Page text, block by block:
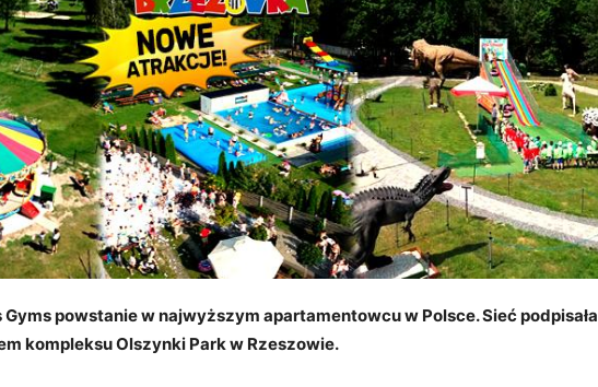
powstanie w najwyższym apartamentowcu w Polsce. Sieć podpisała
kompleksu Olszynki Park w Rzeszowie.